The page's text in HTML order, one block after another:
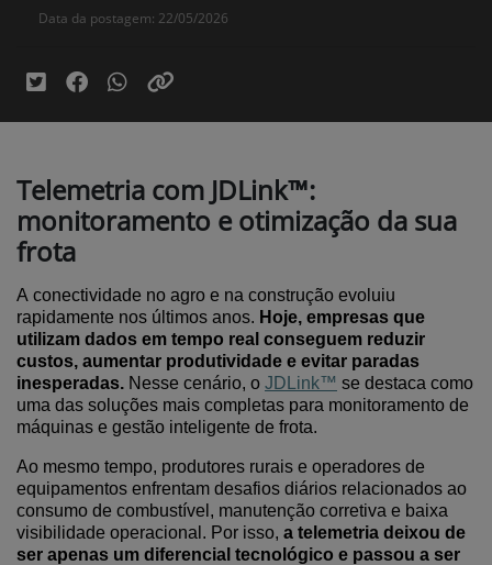
Data da postagem: 22/05/2026
Telemetria com JDLink™:
monitoramento e otimização da sua
frota
A conectividade no agro e na construção evoluiu
rapidamente nos últimos anos. Hoje, empresas que
utilizam dados em tempo real conseguem reduzir
custos, aumentar produtividade e evitar paradas
inesperadas. Nesse cenário, o JDLink™ se destaca como
uma das soluções mais completas para monitoramento de
máquinas e gestão inteligente de frota.
Ao mesmo tempo, produtores rurais e operadores de
equipamentos enfrentam desafios diários relacionados ao
consumo de combustível, manutenção corretiva e baixa
visibilidade operacional. Por isso, a telemetria deixou de
ser apenas um diferencial tecnológico e passou a ser